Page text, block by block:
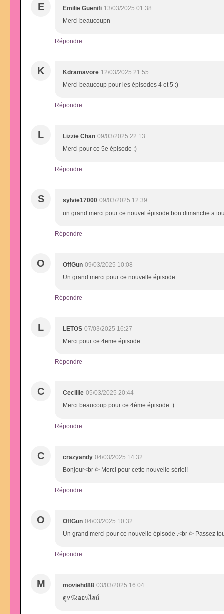
E Emilie Guenifi 13/03/2025 01:38
Merci beaucoupn
Répondre
K Kdramavore 12/03/2025 21:55
Merci beaucoup pour les épisodes 4 et 5 :)
Répondre
L Lizzie Chan 09/03/2025 22:13
Merci pour ce 5e épisode :)
Répondre
S sylvie17000 09/03/2025 12:39
un grand merci pour ce nouvel épisode bon dimanche a
Répondre
O OffGun 09/03/2025 10:08
Un grand merci pour ce nouvelle épisode .
Répondre
L LETOS 07/03/2025 16:27
Merci pour ce 4eme épisode
Répondre
C Cecillle 05/03/2025 20:44
Merci beaucoup pour ce 4ème épisode :)
Répondre
C crazyandy 04/03/2025 14:32
Bonjour<br /> Merci pour cette nouvelle série!!
Répondre
O OffGun 04/03/2025 10:32
Un grand merci pour ce nouvelle épisode .<br /> Passez
Répondre
M moviehd88 03/03/2025 16:04
ดูหนังออนไลน์